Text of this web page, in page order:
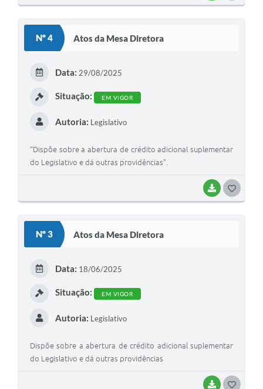
Nº 4 Atos da Mesa Diretora
BAIXAR
Data: 29/08/2025
Situação: EM VIGOR
Autoria: Legislativo
“Dispõe sobre a abertura de crédito adicional suplementar
do Legislativo e dá outras providências”.
Nº 3 Atos da Mesa Diretora
BAIXAR
Data: 18/06/2025
Situação: EM VIGOR
Autoria: Legislativo
Dispõe sobre a abertura de crédito adicional suplementar
do Legislativo e dá outras providências